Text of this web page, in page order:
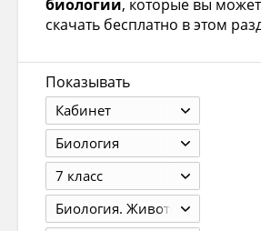
биологии, которые вы
скачать бесплатно в этом
Показывать
Кабинет
Биология
7 класс
Биология. Животные. 7 класс. Латюшин В.В., Шапкин В.А. 13-е изд., стер. - М.: 2012. - 304 с.